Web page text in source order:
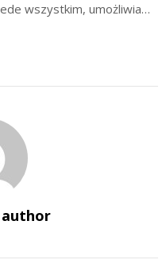
wszystkim, umożliwia…